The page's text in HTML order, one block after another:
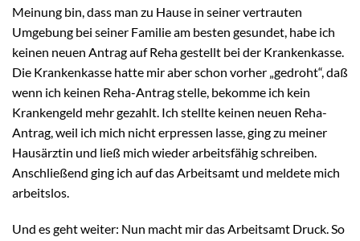
Meinung bin, dass man zu Hause in seiner vertrauten
Umgebung bei seiner Familie am besten gesundet, habe ich
keinen neuen Antrag auf Reha gestellt bei der Krankenkasse.
Die Krankenkasse hatte mir aber schon vorher „gedroht“, daß
wenn ich keinen Reha-Antrag stelle, bekomme ich kein
Krankengeld mehr gezahlt. Ich stellte keinen neuen Reha-
Antrag, weil ich mich nicht erpressen lasse, ging zu meiner
Hausärztin und ließ mich wieder arbeitsfähig schreiben.
Anschließend ging ich auf das Arbeitsamt und meldete mich
arbeitslos.
Und es geht weiter: Nun macht mir das Arbeitsamt Druck. So